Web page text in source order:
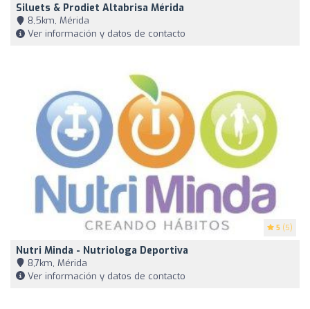
Siluets & Prodiet Altabrisa Mérida
8,5km, Mérida
Ver información y datos de contacto
5 (5)
Nutri Minda - Nutriologa Deportiva
8,7km, Mérida
Ver información y datos de contacto